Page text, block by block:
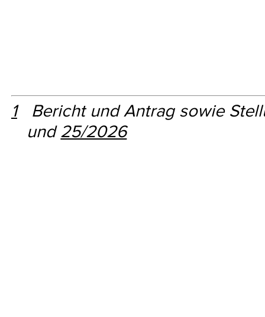
1Bericht und Antrag sowie
und25/2026